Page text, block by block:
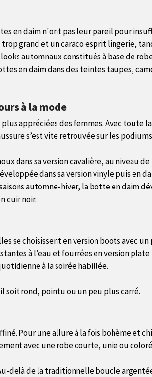
en daim n'ont pas leur pareil pour
grand et un caraco esprit lingerie,
automnaux constitués à base de
en daim dans des teintes taupes,
à la mode
appréciées des femmes. Avec toute
s’est vite retrouvée sur les
dans sa version cavalière, au niveau
dans sa version vinyle puis
automne-hiver, la botte en daim
cuir noir.
se choisissent en version boots avec
à l’eau et fourrées en version
à la soirée habillée.
soit rond, pointu ou un peu plus carré.
Pour une allure à la fois bohème et
avec une robe courte, unie ou
delà de la traditionnelle boucle